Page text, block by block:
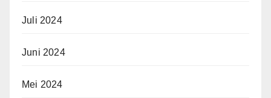
Juli 2024
Juni 2024
Mei 2024